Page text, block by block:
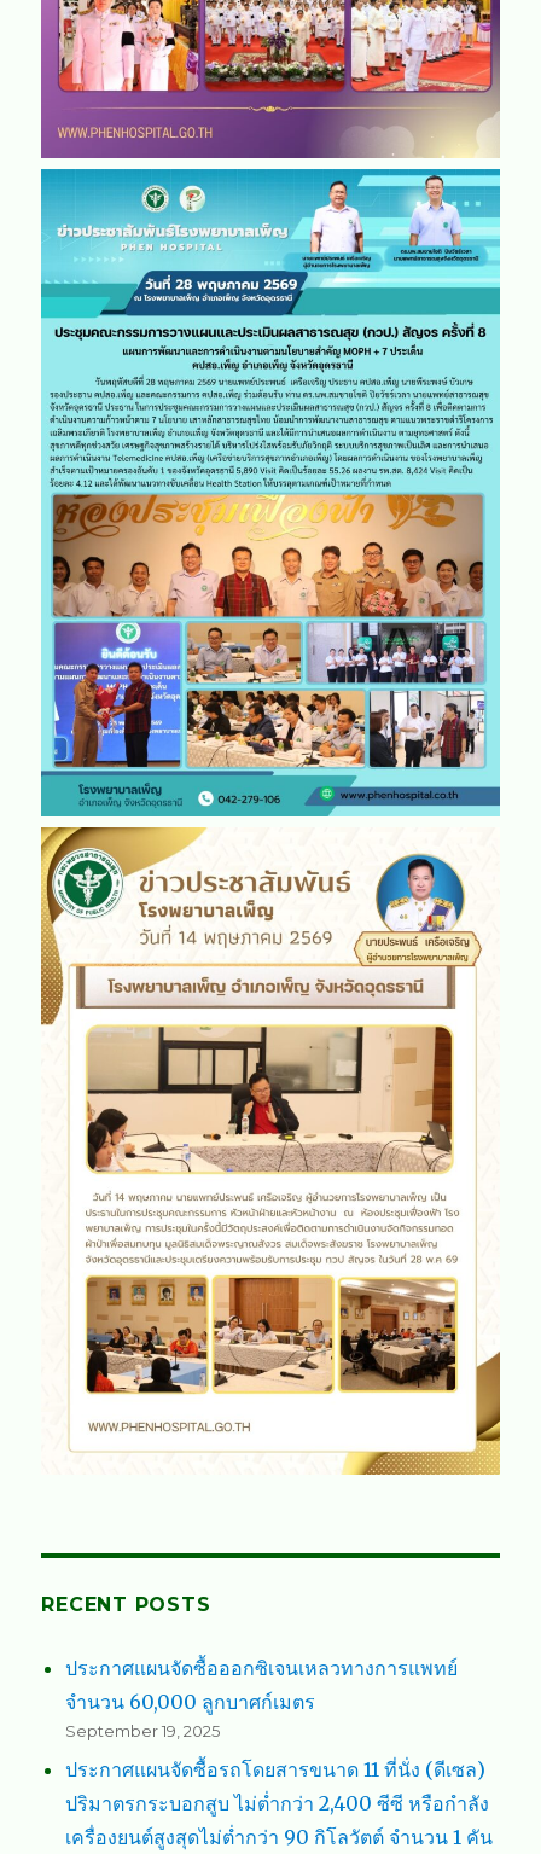
RECENT POSTS
ประกาศแผนจัดซื้อออกซิเจนเหลวทางการแพทย์
จำนวน 60,000 ลูกบาศก์เมตร
September 19, 2025
ประกาศแผนจัดซื้อรถโดยสารขนาด 11 ที่นั่ง (ดีเซล)
ปริมาตรกระบอกสูบ ไม่ต่ำกว่า 2,400 ซีซี หรือกำลัง
เครื่องยนต์สูงสุดไม่ต่ำกว่า 90 กิโลวัตต์ จำนวน 1 คัน